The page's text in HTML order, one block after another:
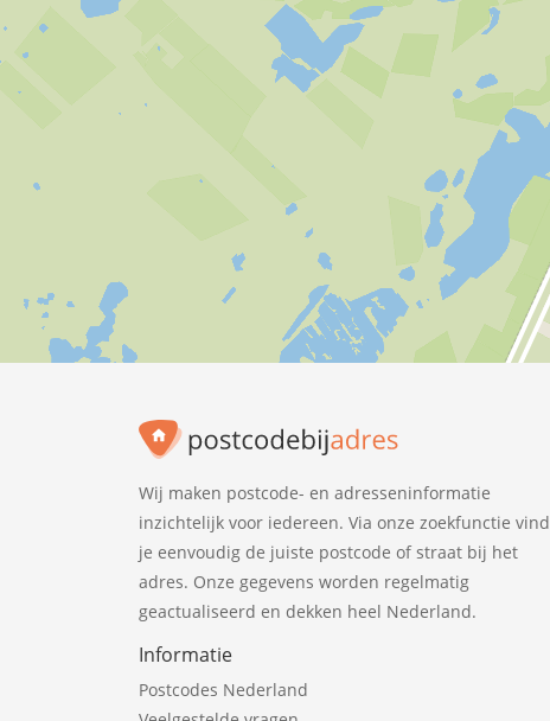
Wij maken postcode- en adresseninformatie
inzichtelijk voor iedereen. Via onze zoekfunctie vind
je eenvoudig de juiste postcode of straat bij het
adres. Onze gegevens worden regelmatig
geactualiseerd en dekken heel Nederland.
Informatie
Postcodes Nederland